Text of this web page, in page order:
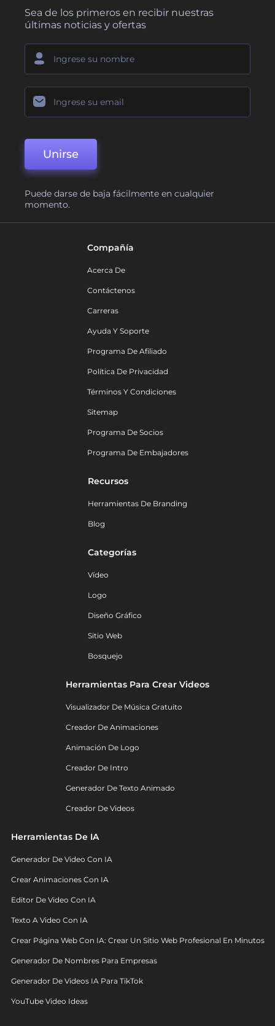
Sea de los primeros en recibir nuestras
últimas noticias y ofertas
Unirse
Puede darse de baja fácilmente en cualquier
momento.
Compañía
Acerca De
Contáctenos
Carreras
Ayuda Y Soporte
Programa De Afiliado
Política De Privacidad
Términos Y Condiciones
Sitemap
Programa De Socios
Programa De Embajadores
Recursos
Herramientas De Branding
Blog
Categorías
Vídeo
Logo
Diseño Gráfico
Sitio Web
Bosquejo
Herramientas Para Crear Videos
Visualizador De Música Gratuito
Creador De Animaciones
Animación De Logo
Creador De Intro
Generador De Texto Animado
Creador De Videos
Herramientas De IA
Generador De Video Con IA
Crear Animaciones Con IA
Editor De Video Con IA
Texto A Video Con IA
Crear Página Web Con IA: Crear Un Sitio Web Profesional En Minutos
Generador De Nombres Para Empresas
Generador De Videos IA Para TikTok
YouTube Video Ideas